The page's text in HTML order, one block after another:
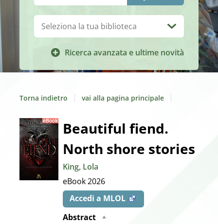
Ricerca avanzata e ultime novità
Biblioteca:
Torna indietro vai alla pagina principale
Dettaglio
del
documento
Beautiful fiend.
North shore stories
King, Lola
eBook2026
Accedi a MLOL
Abstract